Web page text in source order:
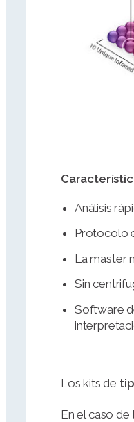
Análisis
Protocolo
La master
Sin
Software
Los kits de
En el caso